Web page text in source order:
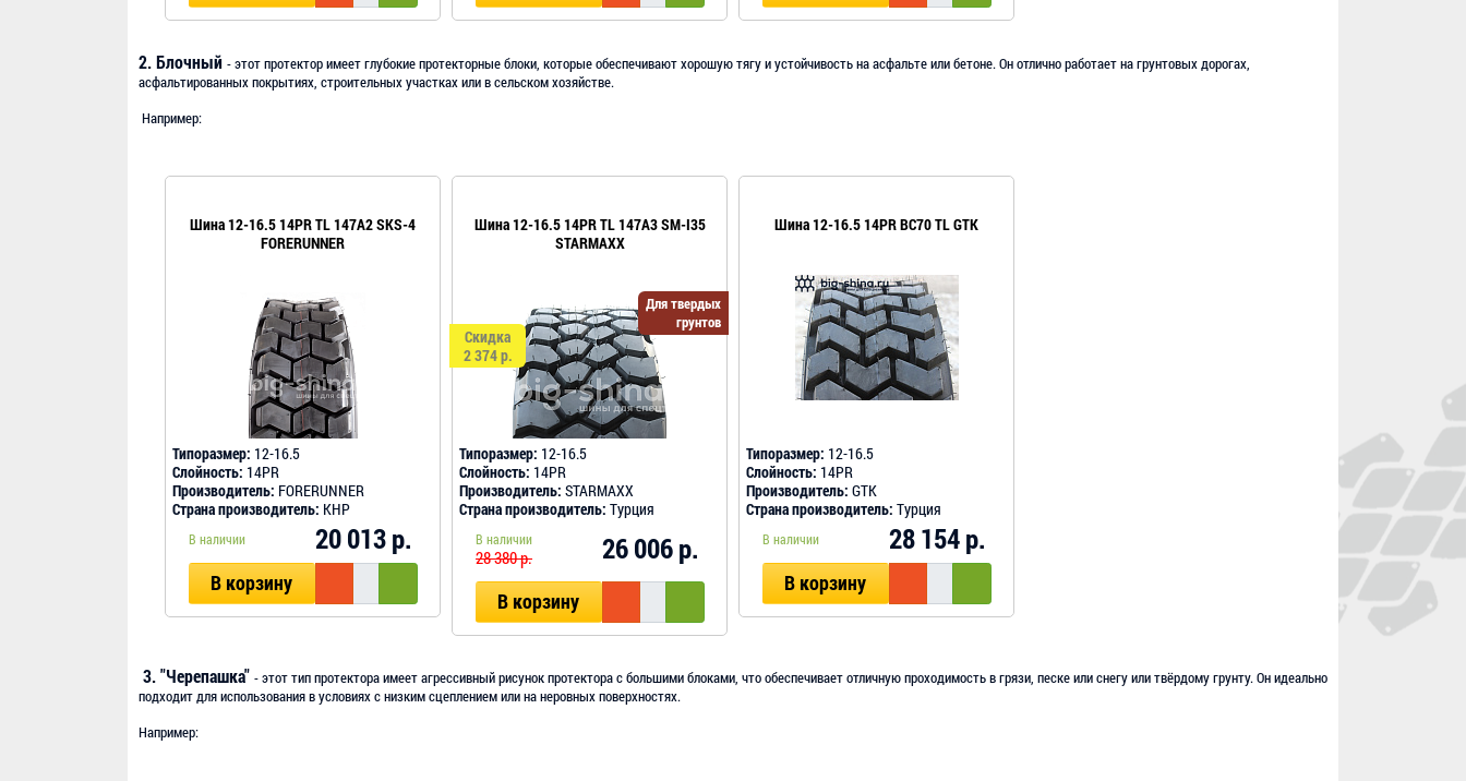
2. Блочный - этот протектор имеет глубокие протекторные блоки, которые обеспечивают хорошую тягу и устойчивость на асфальте или бетоне. Он отлично работает на грунтовых дорогах,
асфальтированных покрытиях, строительных участках или в сельском хозяйстве.
Например:
Шина 12-16.5 14PR TL 147A2 SKS-4
FORERUNNER
Типоразмер: 12-16.5
Слойность: 14PR
Производитель: FORERUNNER
Страна производитель: КНР
В наличии 20 013 р.
В корзину
Шина 12-16.5 14PR TL 147A3 SM-I35
STARMAXX
Для твердых
грунтов
Скидка
2 374 р.
Типоразмер: 12-16.5
Слойность: 14PR
Производитель: STARMAXX
Страна производитель: Турция
В наличии
28 380 р. 26 006 р.
В корзину
Шина 12-16.5 14PR BC70 TL GTK
Типоразмер: 12-16.5
Слойность: 14PR
Производитель: GTK
Страна производитель: Турция
В наличии 28 154 р.
В корзину
3. "Черепашка" - этот тип протектора имеет агрессивный рисунок протектора с большими блоками, что обеспечивает отличную проходимость в грязи, песке или снегу или твёрдому грунту. Он идеально
подходит для использования в условиях с низким сцеплением или на неровных поверхностях.
Например: